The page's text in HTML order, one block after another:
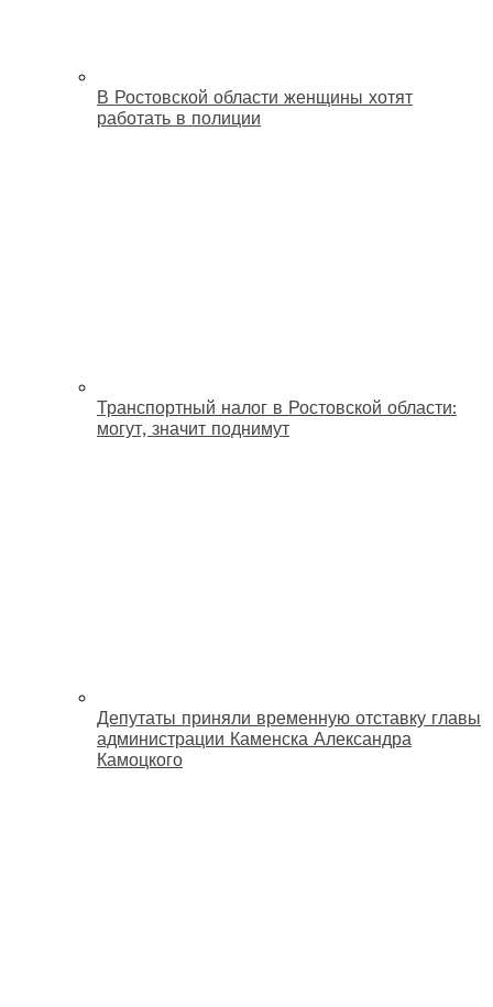
В Ростовской области женщины хотят
работать в полиции
Транспортный налог в Ростовской области:
могут, значит поднимут
Депутаты приняли временную отставку главы
администрации Каменска Александра
Камоцкого